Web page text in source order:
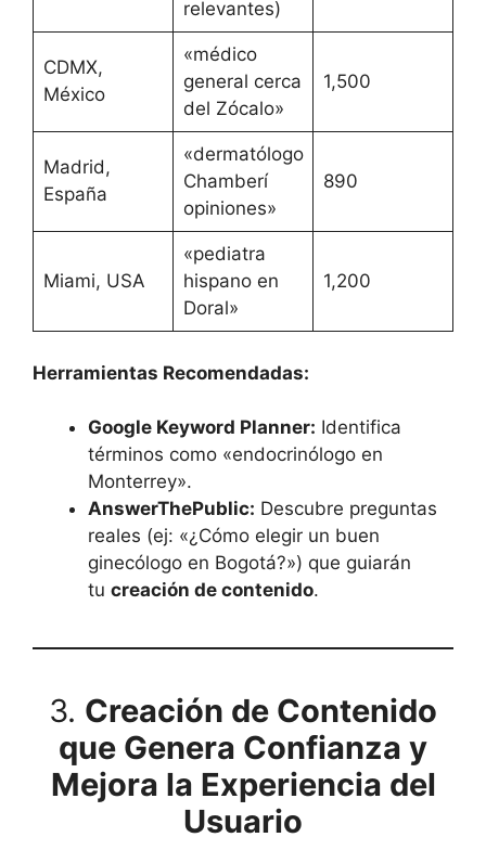
relevantes)
CDMX,
México
«médico
general cerca
del Zócalo»
1,500
Madrid,
España
«dermatólogo
Chamberí
opiniones»
890
Miami, USA
«pediatra
hispano en
Doral»
1,200
Herramientas Recomendadas:
Google Keyword Planner: Identifica
términos como «endocrinólogo en
Monterrey».
AnswerThePublic: Descubre preguntas
reales (ej: «¿Cómo elegir un buen
ginecólogo en Bogotá?») que guiarán
tu creación de contenido.
3. Creación de Contenido
que Genera Confianza y
Mejora la Experiencia del
Usuario